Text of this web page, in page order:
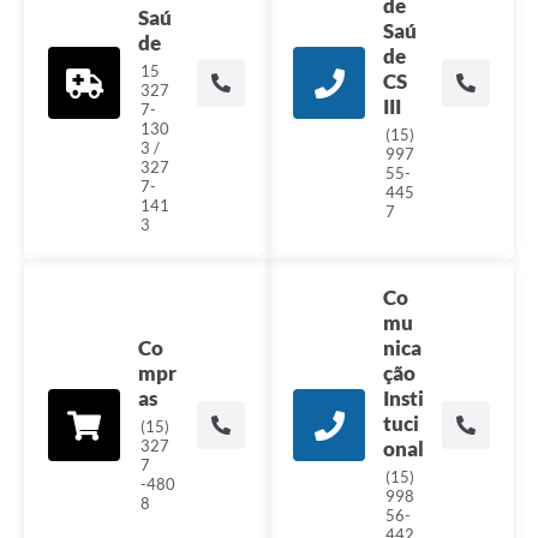
Galeria de Vídeos
Projetos
Contas Públicas
Telefones Úteis
Emprega
Jornal
Saú
de
15
327
7-
130
3 /
327
7-
141
3
de
Saú
de
CS
III
(15)
997
55-
445
7
Co
mpr
as
(15)
327
7
-480
8
Co
mu
nica
ção
Insti
tuci
onal
(15)
998
56-